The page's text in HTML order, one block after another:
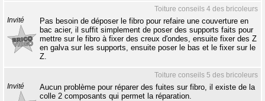
Toiture conseils 4 des bricoleurs
Invité
Pas besoin de déposer le fibro pour refaire une couverture en
bac acier, il suffit simplement de poser des supports faits pour
mettre sur le fibro à fixer des creux d'ondes, ensuite fixer des Z
en galva sur les supports, ensuite poser le bas et le fixer sur le
Z.
Toiture conseils 5 des bricoleurs
Invité
Aucun problème pour réparer des fuites sur fibro, il existe de la
colle 2 composants qui permet la réparation.